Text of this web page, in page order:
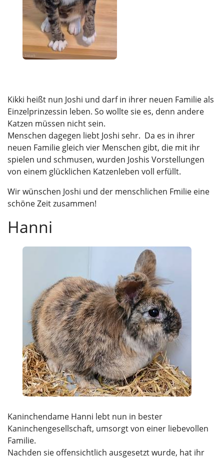
Kikki heißt nun Joshi und darf in ihrer neuen Familie als
Einzelprinzessin leben. So wollte sie es, denn andere
Katzen müssen nicht sein.
Menschen dagegen liebt Joshi sehr. Da es in ihrer
neuen Familie gleich vier Menschen gibt, die mit ihr
spielen und schmusen, wurden Joshis Vorstellungen
von einem glücklichen Katzenleben voll erfüllt.
Wir wünschen Joshi und der menschlichen Fmilie eine
schöne Zeit zusammen!
Hanni
Kaninchendame Hanni lebt nun in bester
Kaninchengesellschaft, umsorgt von einer liebevollen
Familie.
Nachden sie offensichtlich ausgesetzt wurde, hat ihr